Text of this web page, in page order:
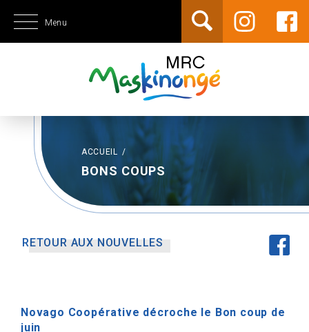
Menu
ACCUEIL /
BONS COUPS
RETOUR AUX NOUVELLES
Novago Coopérative décroche le Bon coup de
juin